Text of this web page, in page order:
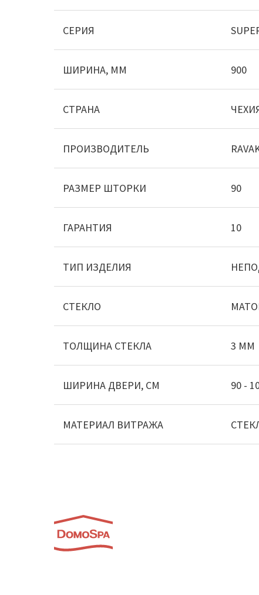
СЕРИЯ
ШИРИНА, ММ 900
СТРАНА
ПРОИЗВОДИТЕЛЬ
РАЗМЕР ШТОРКИ 90
ГАРАНТИЯ 10
ТИП ИЗДЕЛИЯ
СТЕКЛО
ТОЛЩИНА СТЕКЛА 3 ММ
ШИРИНА ДВЕРИ, СМ 90 -
МАТЕРИАЛ ВИТРАЖА